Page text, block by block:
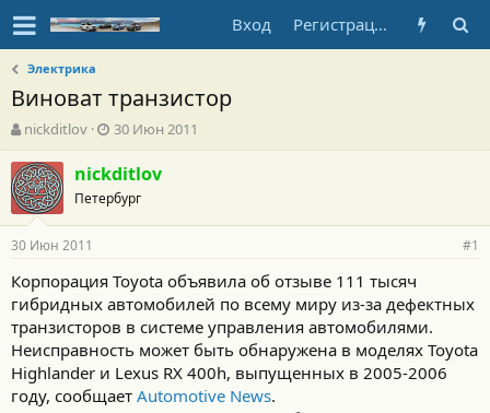
Вход Регистрация
Электрика
Виноват транзистор
А
в
т
о
р
т
е
м
ы
nickditlov
Д
а
т
а
н
а
а
л
а
30 Июн 2011
nickditlov
Петербург
30 Июн 2011 #1
Корпорация Toyota объявила об отзыве 111 тысяч
гибридных автомобилей по всему миру из-за дефектных
транзисторов в системе управления автомобилями.
Неисправность может быть обнаружена в моделях Toyota
Highlander и Lexus RX 400h, выпущенных в 2005-2006
году, сообщает Automotive News.